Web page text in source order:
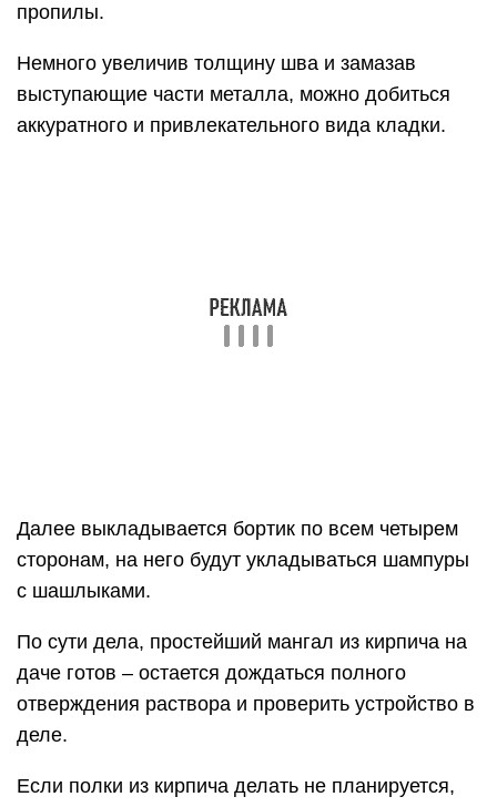
пропилы.
Немного увеличив толщину шва и замазав
выступающие части металла, можно добиться
аккуратного и привлекательного вида кладки.
Далее выкладывается бортик по всем четырем
сторонам, на него будут укладываться шампуры
с шашлыками.
По сути дела, простейший мангал из кирпича на
даче готов – остается дождаться полного
отверждения раствора и проверить устройство в
деле.
Если полки из кирпича делать не планируется,